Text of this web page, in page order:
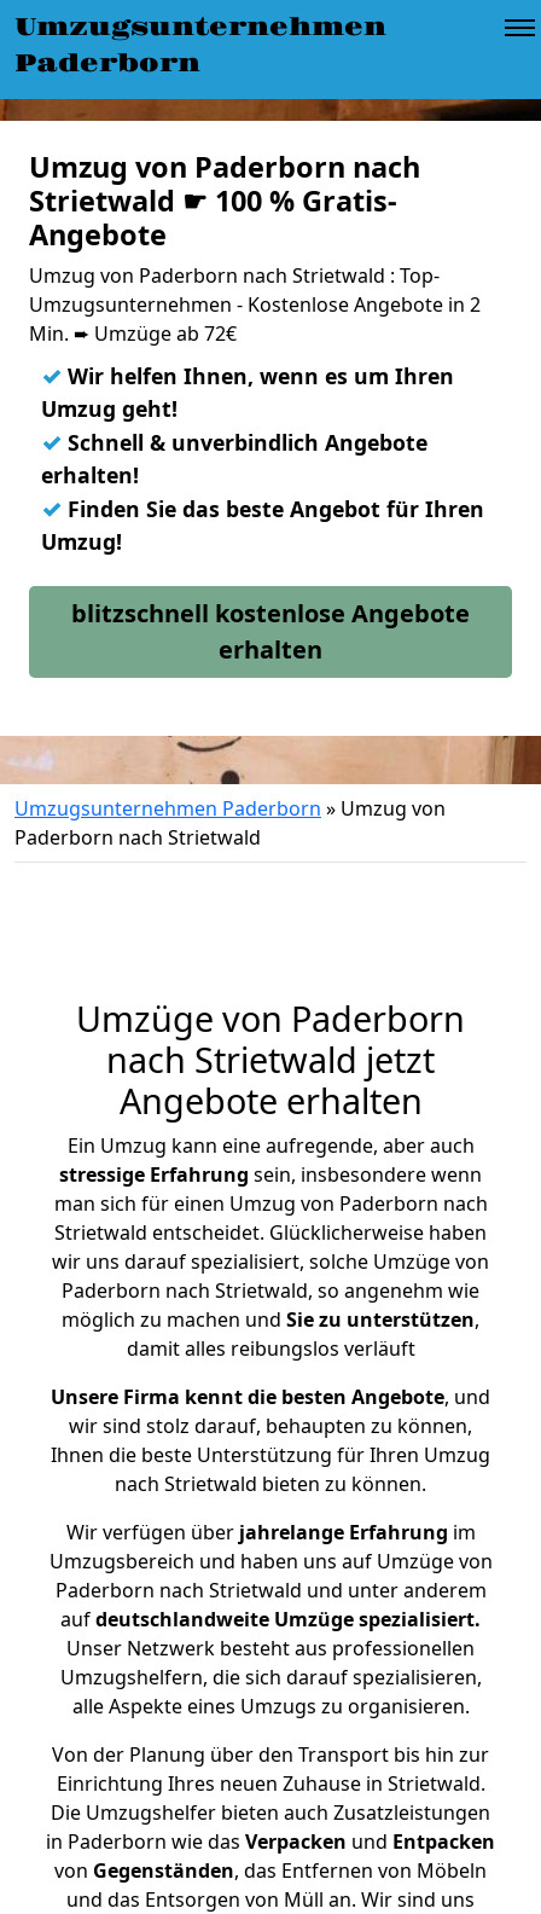
Umzugsunternehmen
Paderborn
Umzug von Paderborn nach
Strietwald ☛ 100 % Gratis-
Angebote
Umzug von Paderborn nach Strietwald : Top-
Umzugsunternehmen - Kostenlose Angebote in 2
Min. ➨ Umzüge ab 72€
✓ Wir helfen Ihnen, wenn es um Ihren
Umzug geht!
✓ Schnell & unverbindlich Angebote
erhalten!
✓ Finden Sie das beste Angebot für Ihren
Umzug!
blitzschnell kostenlose Angebote
erhalten
Umzugsunternehmen Paderborn » Umzug von
Paderborn nach Strietwald
Umzüge von Paderborn
nach Strietwald jetzt
Angebote erhalten
Ein Umzug kann eine aufregende, aber auch
stressige Erfahrung sein, insbesondere wenn
man sich für einen Umzug von Paderborn nach
Strietwald entscheidet. Glücklicherweise haben
wir uns darauf spezialisiert, solche Umzüge von
Paderborn nach Strietwald, so angenehm wie
möglich zu machen und Sie zu unterstützen,
damit alles reibungslos verläuft
Unsere Firma kennt die besten Angebote, und
wir sind stolz darauf, behaupten zu können,
Ihnen die beste Unterstützung für Ihren Umzug
nach Strietwald bieten zu können.
Wir verfügen überjahrelange Erfahrung im
Umzugsbereich und haben uns auf Umzüge von
Paderborn nach Strietwald und unter anderem
aufdeutschlandweite Umzüge spezialisiert.
Unser Netzwerk besteht aus professionellen
Umzugshelfern, die sich darauf spezialisieren,
alle Aspekte eines Umzugs zu organisieren.
Von der Planung über den Transport bis hin zur
Einrichtung Ihres neuen Zuhause in Strietwald.
Die Umzugshelfer bieten auch Zusatzleistungen
in Paderborn wie das Verpacken und Entpacken
von Gegenständen, das Entfernen von Möbeln
und das Entsorgen von Müll an. Wir sind uns